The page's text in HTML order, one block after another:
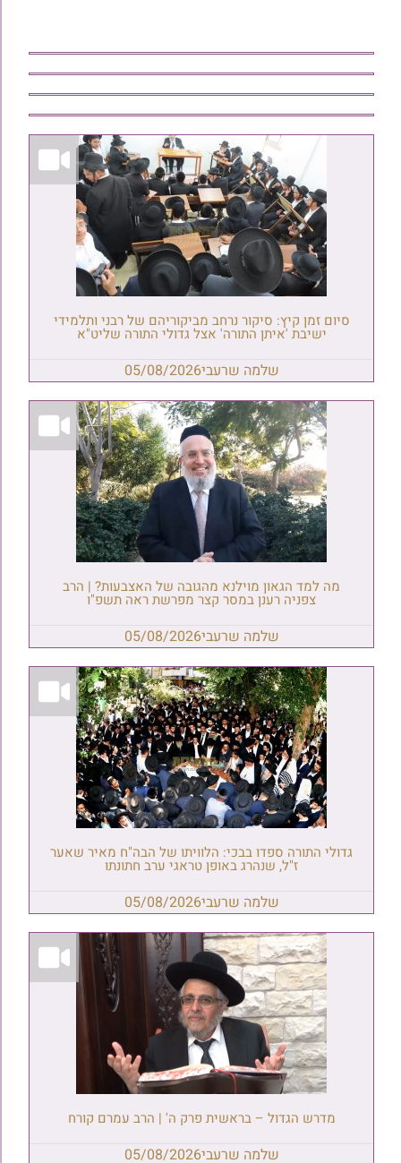
סיום זמן קיץ: סיקור נרחב מביקוריהם של רבני ותלמידי
ישיבת 'איתן התורה' אצל גדולי התורה שליט"א
שלמה שרעבי05/08/2026
מה למד הגאון מוילנא מהגובה של האצבעות? | הרב
צפניה רענן במסר קצר מפרשת ראה תשפ"ו
שלמה שרעבי05/08/2026
גדולי התורה ספדו בבכי: הלוויתו של הבה"ח מאיר שאער
ז"ל, שנהרג באופן טראגי ערב חתונתו
שלמה שרעבי05/08/2026
מדרש הגדול – בראשית פרק ה' | הרב עמרם קורח
שלמה שרעבי05/08/2026